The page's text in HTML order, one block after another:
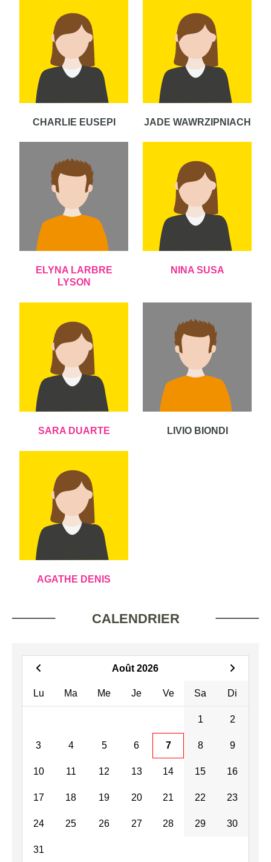
CHARLIE EUSEPI JADE WAWRZIPNIACH
ELYNA LARBRE
LYSON
NINA SUSA
SARA DUARTE LIVIO BIONDI
AGATHE DENIS
CALENDRIER
Août 2026
Lu Ma Me Je Ve Sa Di
1 2
3 4 5 6 7 8 9
10 11 12 13 14 15 16
17 18 19 20 21 22 23
24 25 26 27 28 29 30
31